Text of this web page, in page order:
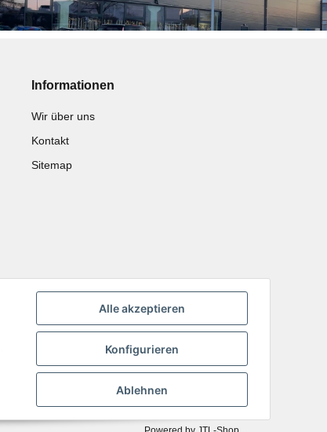
Alle akzeptieren
Konfigurieren
Ablehnen
Informationen
Wir über uns
Kontakt
Sitemap